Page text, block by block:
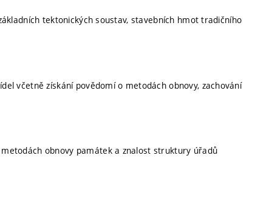
tektonických soustav, stavebních hmot tradičního
včetně získání povědomí o metodách obnovy, zachování
obnovy památek a znalost struktury úřadů